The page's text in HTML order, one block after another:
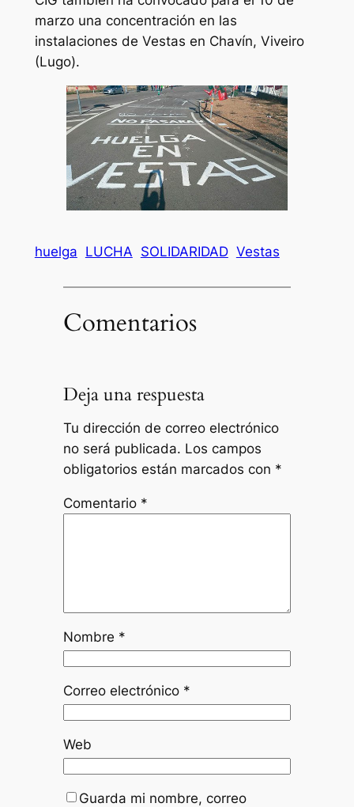
marzo una concentración en las
instalaciones de Vestas en Chavín, Viveiro
(Lugo).
huelga LUCHA SOLIDARIDAD Vestas
Comentarios
Deja una respuesta
Tu dirección de correo electrónico
no será publicada. Los campos
obligatorios están marcados con *
Comentario *
Nombre *
Correo electrónico *
Web
Guarda mi nombre, correo